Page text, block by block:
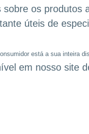
sobre os produtos
úteis de
está a sua inteira
em nosso site